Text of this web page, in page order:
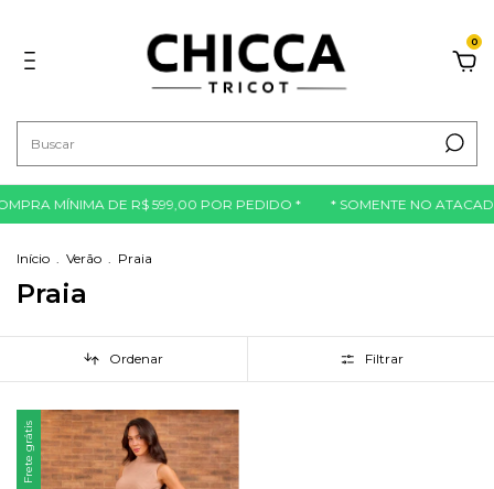
0
MÍNIMA DE R$ 599,00 POR PEDIDO * * SOMENTE NO
Início . Verão . Praia
Praia
Ordenar Filtrar
Frete grátis